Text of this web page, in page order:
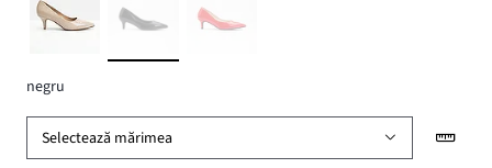
negru
Selectează mărimea